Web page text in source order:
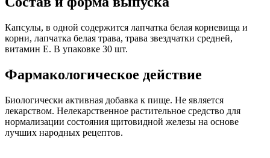
Капсулы, в одной содержится лапчатка белая корневища и
корни, лапчатка белая трава, трава звездчатки средней,
витамин Е. В упаковке 30 шт.
Фармакологическое действие
Биологически активная добавка к пище. Не является
лекарством. Нелекарственное растительное средство для
нормализации состояния щитовидной железы на основе
лучших народных рецептов.